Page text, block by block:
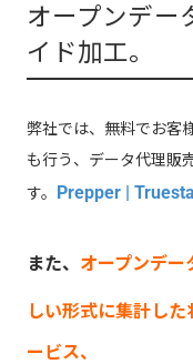
オープンデー
イド加工。
弊社では、無料でお客
も行う、データ代理販
す。 Prepper |
また、 オープンデー
しい形式に集計した
ービス、